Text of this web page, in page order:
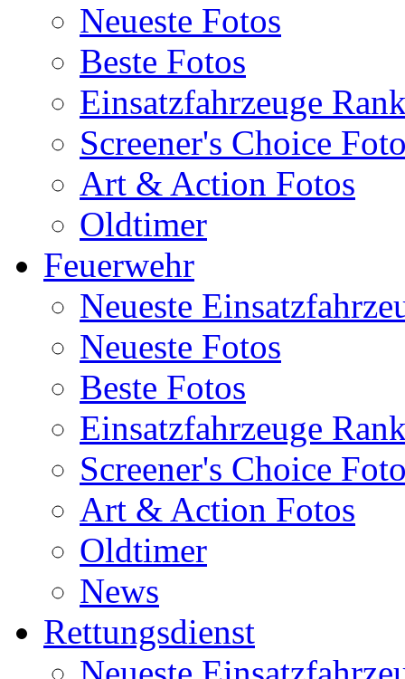
Neueste Fotos
Beste Fotos
Einsatzfahrzeuge
Screener's Choice
Art & Action Fotos
Oldtimer
Feuerwehr
Neueste
Neueste Fotos
Beste Fotos
Einsatzfahrzeuge
Screener's Choice
Art & Action Fotos
Oldtimer
News
Rettungsdienst